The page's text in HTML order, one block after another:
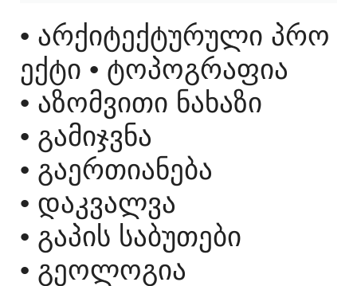
• ᲐᲠᲥᲘᲢᲔᲥᲢᲣᲠᲣᲚᲘ ᲞᲠᲝ
ᲔᲥᲢᲘ • ᲢᲝᲞᲝᲒᲠᲐᲤᲘᲐ
• ᲐᲖᲝᲛᲕᲘᲗᲘ ᲜᲐᲮᲐᲖᲘ
• ᲒᲐᲛᲘᲯᲕᲜᲐ
• ᲒᲐᲔᲠᲗᲘᲐᲜᲔᲑᲐ
• ᲓᲐᲙᲕᲐᲚᲕᲐ
• ᲒᲐᲞᲘᲡ ᲡᲐᲑᲣᲗᲔᲑᲘ
• ᲒᲔᲝᲚᲝᲒᲘᲐ